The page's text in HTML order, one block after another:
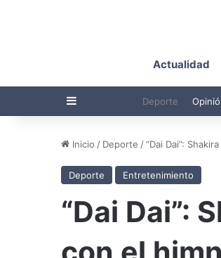
Actualidad
Barra lateral Deporte
Inicio / Deporte /“Dai Dai”:
Deporte Entretenimiento
“Dai Dai”: